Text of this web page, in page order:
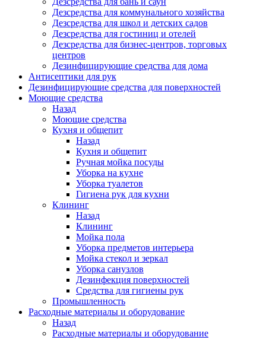
Дезсредства для коммунального хозяйства
Дезсредства для школ и детских садов
Дезсредства для гостиниц и отелей
Дезсредства для бизнес-центров, торговых
центров
Дезинфицирующие средства для дома
Антисептики для рук
Дезинфицирующие средства для поверхностей
Моющие средства
Назад
Моющие средства
Кухня и общепит
Назад
Кухня и общепит
Ручная мойка посуды
Уборка на кухне
Уборка туалетов
Гигиена рук для кухни
Клининг
Назад
Клининг
Мойка пола
Уборка предметов интерьера
Мойка стекол и зеркал
Уборка санузлов
Дезинфекция поверхностей
Средства для гигиены рук
Промышленность
Расходные материалы и оборудование
Назад
Расходные материалы и оборудование